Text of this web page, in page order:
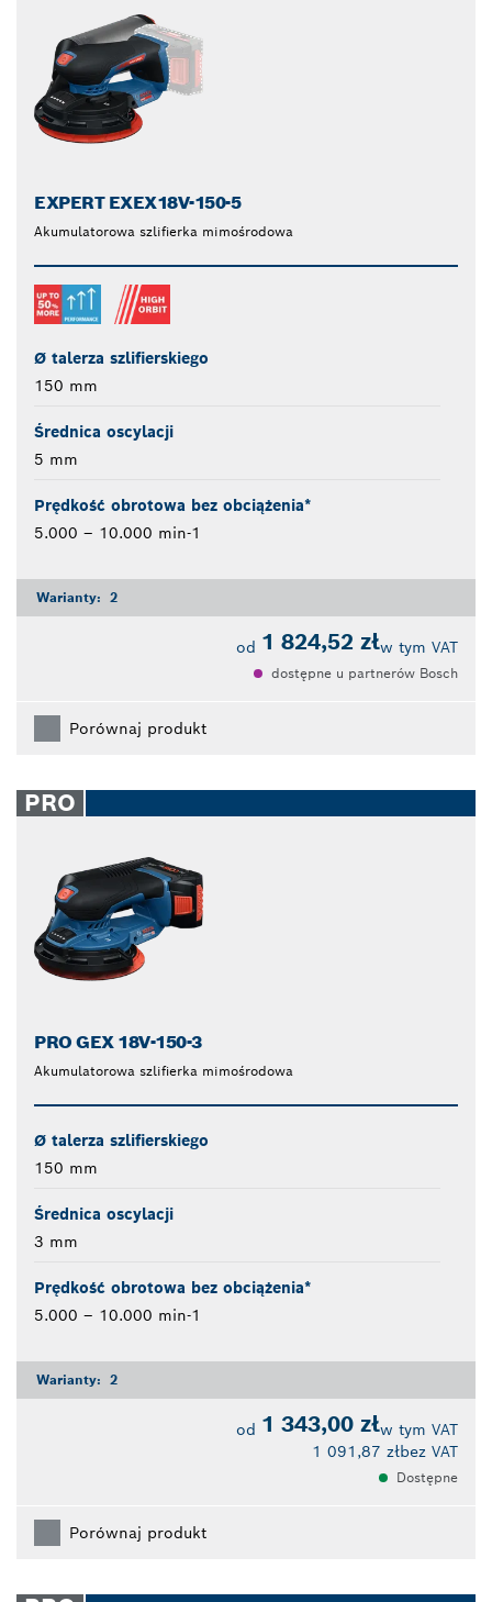
EXPERT EXEX18V-150-5
Akumulatorowa szlifierka mimośrodowa
Ø talerza szlifierskiego
150 mm
Średnica oscylacji
5 mm
Prędkość obrotowa bez obciążenia*
5.000 – 10.000 min-1
Warianty: 2
od 1 824,52 złw tym VAT
dostępne u partnerów Bosch
Porównaj produkt
PRO
PRO GEX 18V-150-3
Akumulatorowa szlifierka mimośrodowa
Ø talerza szlifierskiego
150 mm
Średnica oscylacji
3 mm
Prędkość obrotowa bez obciążenia*
5.000 – 10.000 min-1
Warianty: 2
od 1 343,00 złw tym VAT
1 091,87 złbez VAT
Dostępne
Porównaj produkt